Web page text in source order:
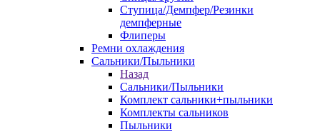
Ступица/Демпфер/Резинки
демпферные
Флиперы
Ремни охлаждения
Сальники/Пыльники
Назад
Сальники/Пыльники
Комплект сальники+пыльники
Комплекты сальников
Пыльники